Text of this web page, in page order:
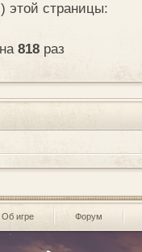
этой страницы:
818 раз
Об игре Форум